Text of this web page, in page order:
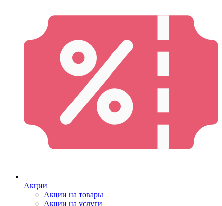
Акции
Акции на товары
Акции на услуги